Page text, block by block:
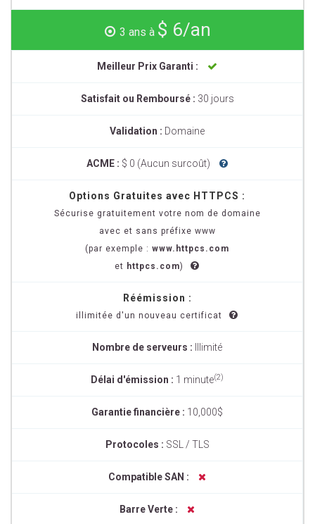
3 ans à $ 6/an
Meilleur Prix Garanti :
Satisfait ou Remboursé : 30 jours
Validation : Domaine
ACME : $ 0 (Aucun surcoût)
Options Gratuites avec HTTPCS :
Sécurise gratuitement votre nom de domaine
avec et sans préfixe www
(par exemple : www.httpcs.com
et httpcs.com)
Réémission :
illimitée d'un nouveau certificat
Nombre de serveurs : Illimité
Délai d'émission : 1 minute(2)
Garantie financière : 10,000$
Protocoles : SSL / TLS
Compatible SAN :
Barre Verte :